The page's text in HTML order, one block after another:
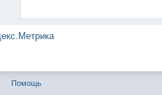
Помощь